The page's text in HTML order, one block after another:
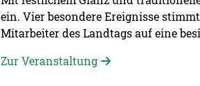
ein. Vier besondere Ereignisse
Mitarbeiter des Landtags auf eine
Zur Veranstaltung